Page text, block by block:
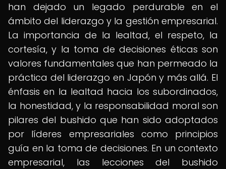
han dejado un legado perdurable en el
ámbito del liderazgo y la gestión empresarial.
La importancia de la lealtad, el respeto, la
cortesía, y la toma de decisiones éticas son
valores fundamentales que han permeado la
práctica del liderazgo en Japón y más allá. El
énfasis en la lealtad hacia los subordinados,
la honestidad, y la responsabilidad moral son
pilares del bushido que han sido adoptados
por líderes empresariales como principios
guía en la toma de decisiones. En un contexto
empresarial, las lecciones del bushido